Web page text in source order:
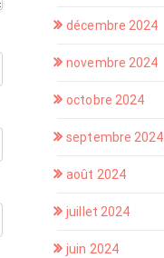
décembre 2024
novembre 2024
octobre 2024
septembre 2024
août 2024
juillet 2024
juin 2024